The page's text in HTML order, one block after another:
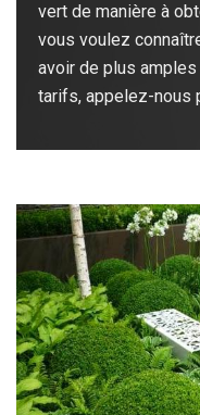
vert de manière à
vous voulez
avoir de plus
tarifs, appelez-nous